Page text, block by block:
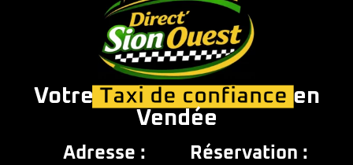
Votre Taxi de confiance en
Vendée
Adresse : Réservation :